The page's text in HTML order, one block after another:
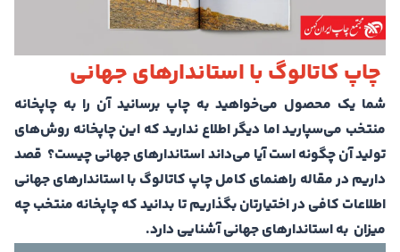
چاپ کاتالوگ با استاندارهای جهانی
شما یک محصول می‌خواهید به چاپ برسانید آن را به چاپخانه
منتخب می‌سپارید اما دیگر اطلاع ندارید که این چاپخانه روش‌های
تولید آن چگونه است آیا می‌داند استاندارهای جهانی چیست؟ قصد
داریم در مقاله راهنمای کامل چاپ کاتالوگ با استاندارهای جهانی
اطلاعات کافی در اختیارتان بگذاریم تا بدانید که چاپخانه منتخب چه
میزان به استاندارهای جهانی آشنایی دارد.